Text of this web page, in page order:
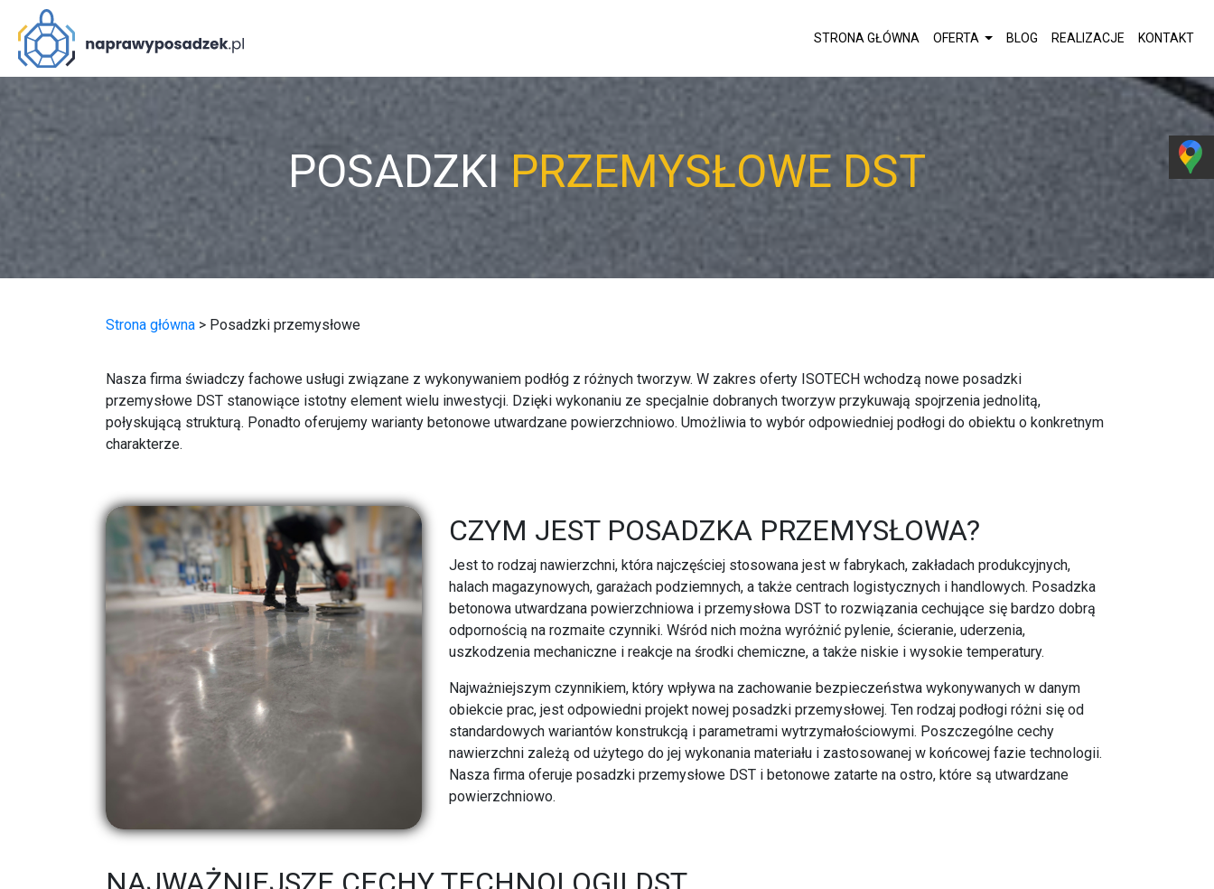
STRONA GŁÓWNA OFERTA BLOG REALIZACJE KONTAKT
POSADZKIPRZEMYSŁOWE DST
Strona główna > Posadzki przemysłowe
Nasza firma świadczy fachowe usługi związane z wykonywaniem podłóg z różnych tworzyw. W zakres oferty ISOTECH wchodzą nowe posadzki
przemysłowe DST stanowiące istotny element wielu inwestycji. Dzięki wykonaniu ze specjalnie dobranych tworzyw przykuwają spojrzenia jednolitą,
połyskującą strukturą. Ponadto oferujemy warianty betonowe utwardzane powierzchniowo. Umożliwia to wybór odpowiedniej podłogi do obiektu o konkretnym
charakterze.
CZYM JEST POSADZKA PRZEMYSŁOWA?
Jest to rodzaj nawierzchni, która najczęściej stosowana jest w fabrykach, zakładach produkcyjnych,
halach magazynowych, garażach podziemnych, a także centrach logistycznych i handlowych. Posadzka
betonowa utwardzana powierzchniowa i przemysłowa DST to rozwiązania cechujące się bardzo dobrą
odpornością na rozmaite czynniki. Wśród nich można wyróżnić pylenie, ścieranie, uderzenia,
uszkodzenia mechaniczne i reakcje na środki chemiczne, a także niskie i wysokie temperatury.
Najważniejszym czynnikiem, który wpływa na zachowanie bezpieczeństwa wykonywanych w danym
obiekcie prac, jest odpowiedni projekt nowej posadzki przemysłowej. Ten rodzaj podłogi różni się od
standardowych wariantów konstrukcją i parametrami wytrzymałościowymi. Poszczególne cechy
nawierzchni zależą od użytego do jej wykonania materiału i zastosowanej w końcowej fazie technologii.
Nasza firma oferuje posadzki przemysłowe DST i betonowe zatarte na ostro, które są utwardzane
powierzchniowo.